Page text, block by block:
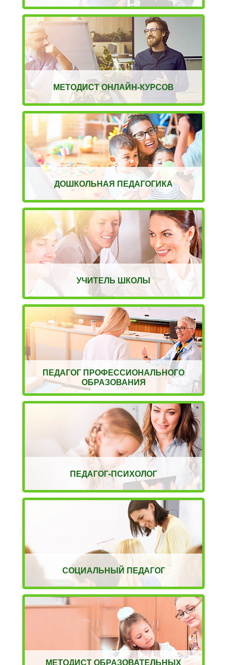
МЕТОДИСТ ОНЛАЙН-КУРСОВ
ДОШКОЛЬНАЯ ПЕДАГОГИКА
УЧИТЕЛЬ ШКОЛЫ
ПЕДАГОГ ПРОФЕССИОНАЛЬНОГО
ОБРАЗОВАНИЯ
ПЕДАГОГ-ПСИХОЛОГ
СОЦИАЛЬНЫЙ ПЕДАГОГ
МЕТОДИСТ ОБРАЗОВАТЕЛЬНЫХ